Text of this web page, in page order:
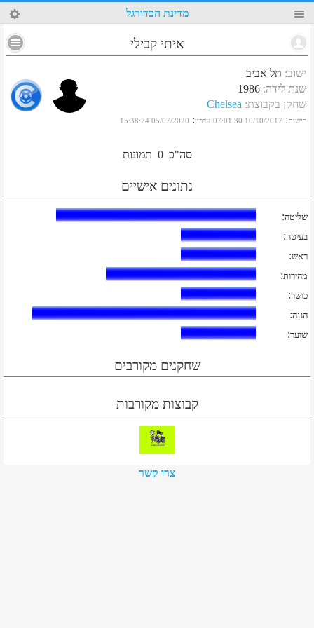
30 מדינת הכדורגל
איתי קבילי
ישוב: תל אביב
שנת לידה:
1986
שחקן בקבוצת:
Chelsea
רישום:
10/10/2017 07:01:30 עדכון:
05/07/2020 15:38:24
סה"כ 0 תמונות
נתונים אישיים
שליטה:
בעיטה:
ראש:
מהירות:
כושר:
הגנה:
שוער:
שחקנים מקורבים
קבוצות מקורבות
צרו קשר